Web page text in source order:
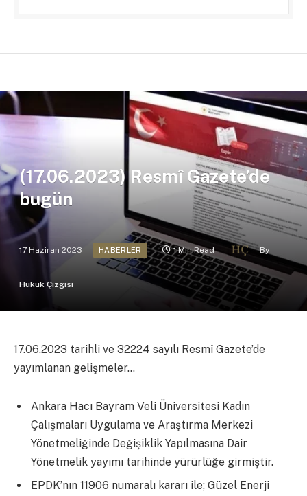
(17.06.2023) Resmî Gazete’de
bugün
17 Haziran 2023 HABERLER 1 Min Read By
Hukuk Çizgisi
17.06.2023 tarihli ve 32224 sayılı Resmî Gazete’de
yayımlanan gelişmeler…
Ankara Hacı Bayram Veli Üniversitesi Kadın
Çalışmaları Uygulama ve Araştırma Merkezi
Yönetmeliğinde Değişiklik Yapılmasına Dair
Yönetmelik yayımı tarihinde yürürlüğe girmiştir.
EPDK’nın 11906 numaralı kararı ile; Güzel Enerji